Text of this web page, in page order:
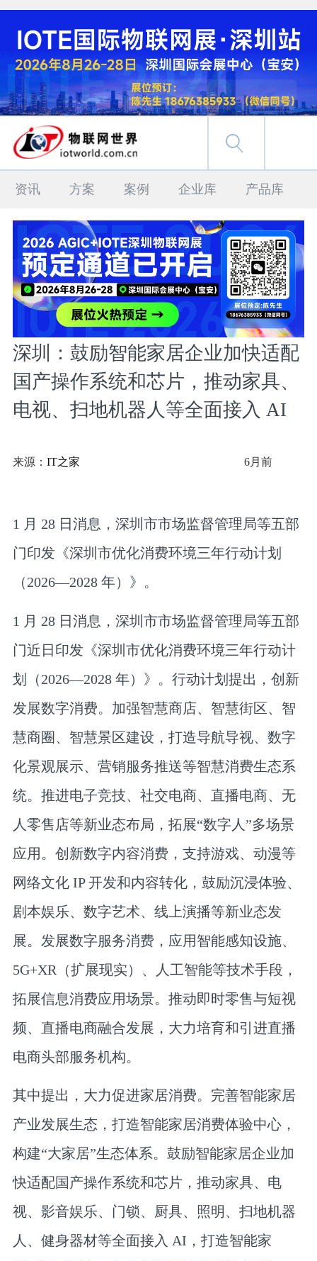
资讯 方案 案例 企业库 产品库
深圳：鼓励智能家居企业加快适配
国产操作系统和芯片，推动家具、
电视、扫地机器人等全面接入 AI
来源： IT之家 6月前
1 月 28 日消息，深圳市市场监督管理局等五部
门印发《深圳市优化消费环境三年行动计划
（2026—2028 年）》。
1 月 28 日消息，深圳市市场监督管理局等五部
门近日印发《深圳市优化消费环境三年行动计
划（2026—2028 年）》。行动计划提出，创新
发展数字消费。加强智慧商店、智慧街区、智
慧商圈、智慧景区建设，打造导航导视、数字
化景观展示、营销服务推送等智慧消费生态系
统。推进电子竞技、社交电商、直播电商、无
人零售店等新业态布局，拓展“数字人”多场景
应用。创新数字内容消费，支持游戏、动漫等
网络文化 IP 开发和内容转化，鼓励沉浸体验、
剧本娱乐、数字艺术、线上演播等新业态发
展。发展数字服务消费，应用智能感知设施、
5G+XR（扩展现实）、人工智能等技术手段，
拓展信息消费应用场景。推动即时零售与短视
频、直播电商融合发展，大力培育和引进直播
电商头部服务机构。
其中提出，大力促进家居消费。完善智能家居
产业发展生态，打造智能家居消费体验中心，
构建“大家居”生态体系。鼓励智能家居企业加
快适配国产操作系统和芯片，推动家具、电
视、影音娱乐、门锁、厨具、照明、扫地机器
人、健身器材等全面接入 AI，打造智能家